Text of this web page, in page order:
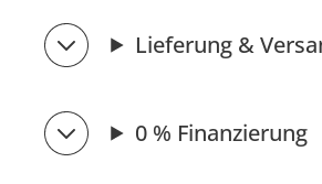
Lieferung &
0 % Finanzierung